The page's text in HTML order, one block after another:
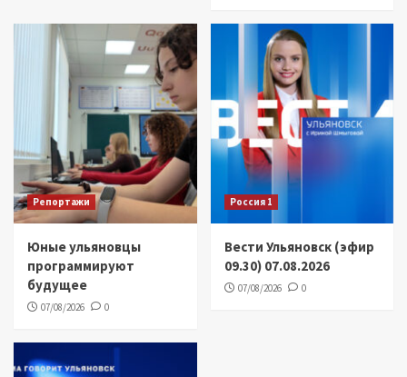
Репортажи
Юные ульяновцы
программируют
будущее
07/08/2026 0
Россия 1
Вести Ульяновск (эфир
09.30) 07.08.2026
07/08/2026 0